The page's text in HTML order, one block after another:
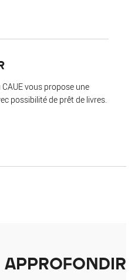
vous propose une
possibilité de prêt de livres.
APPROFONDIR